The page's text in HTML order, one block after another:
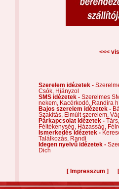
<<<
Szerelem idézetek -
Csók,
Hiányzol
SMS idézetek - Szerelmes
nekem,
Kacérkodó,
Randira
Bajos szerelem idézetek -
Szakítás,
Elmúlt szerelem,
Párkapcsolat idézetek -
Féltékenység,
Házasság,
Ismerkedés idézetek -
Találkozás,
Randi
Idegen nyelvű idézetek -
Dich
[ Impresszum ]